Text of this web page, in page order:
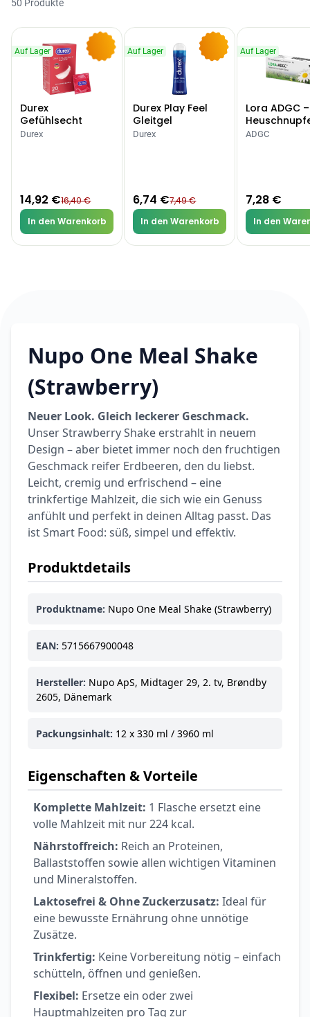
Categories
TestzentrumArzneimittel
&
Gesundheit
Hygiene &
Haushalt
Familie
Sanitätshaus
ARZNEIMITTEL & GESUNDHEIT
Durex Play Feel
Gleitgel
6,74 € 7,49 € -10%
BEAUTY & PFLEGE
La Roche-Posay
LIPIKAR Baume
Light AP+M
17,31 € 19,90 € -13%
BEAUTY & PFLEGE
Dexeryl
Pflegecreme für
die ganze Familie
5,91 € 6,35 € -7%
Linola Forte
Shampoo für
oder zu
neigende Kopfhaut
ARZNEIMITTEL & GESUNDHEIT
– Zäpfchen zur
Stabilisierung
ARZNEIMITTEL & GESUNDHEIT
OHROPAX® Classic
3,79 €
Alkoholtupfer,
100 Stück
3,75 € 4,29 € -13%
ARZNEIMITTEL & GESUNDHEIT
Lefax® extra
Kautabletten
7,69 € 8,09 € -5%
ARZNEIMITTEL & GESUNDHEIT
Hämorrhoidensalbe:
Bei Hämorrhoiden
& Juckreiz
12,04 € 12,95 € -7%
Nach Marke kaufen
50 Produkte
-9%
Auf Lager
Durex
Gefühlsecht
Classic Kondome
Durex
14,92 €16,40 €
In den Warenkorb
-10%
Auf Lager
Durex Play Feel
Gleitgel
Durex
6,74 €7,49 €
In den Warenkorb
Auf Lager
Lora ADGC
Allergien
ADGC
7,28 €
In den
Nupo One Meal Shake
(Strawberry)
Neuer Look. Gleich leckerer Geschmack.
Unser Strawberry Shake erstrahlt in neuem
Design – aber bietet immer noch den fruchtigen
Geschmack reifer Erdbeeren, den du liebst.
Leicht, cremig und erfrischend – eine
trinkfertige Mahlzeit, die sich wie ein Genuss
anfühlt und perfekt in deinen Alltag passt. Das
ist Smart Food: süß, simpel und effektiv.
Produktdetails
Produktname: Nupo One Meal Shake (Strawberry)
EAN: 5715667900048
Hersteller: Nupo ApS, Midtager 29, 2. tv, Brøndby
2605, Dänemark
Packungsinhalt: 12 x 330 ml / 3960 ml
Eigenschaften & Vorteile
Komplette Mahlzeit: 1 Flasche ersetzt eine
volle Mahlzeit mit nur 224 kcal.
Nährstoffreich: Reich an Proteinen,
Ballaststoffen sowie allen wichtigen Vitaminen
und Mineralstoffen.
Laktosefrei & Ohne Zuckerzusatz: Ideal für
eine bewusste Ernährung ohne unnötige
Zusätze.
Trinkfertig: Keine Vorbereitung nötig – einfach
schütteln, öffnen und genießen.
Flexibel: Ersetze ein oder zwei
Hauptmahlzeiten pro Tag zur